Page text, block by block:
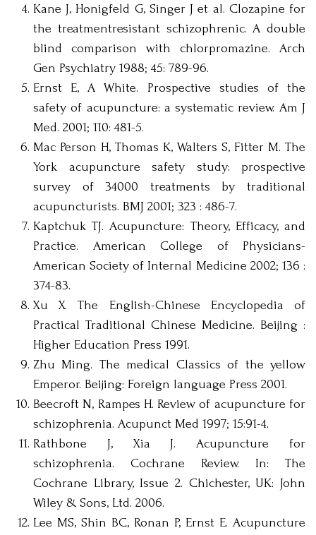
Kane J, Honigfeld G, Singer J et al. Clozapine for
the treatmentresistant schizophrenic. A double
blind comparison with chlorpromazine. Arch
Gen Psychiatry 1988; 45: 789-96.
Ernst E, A White. Prospective studies of the
safety of acupuncture: a systematic review. Am J
Med. 2001; 110: 481-5.
Mac Person H, Thomas K, Walters S, Fitter M. The
York acupuncture safety study: prospective
survey of 34000 treatments by traditional
acupuncturists. BMJ 2001; 323 : 486-7.
Kaptchuk TJ. Acupuncture: Theory, Efficacy, and
Practice. American College of Physicians-
American Society of Internal Medicine 2002; 136 :
374-83.
Xu X. The English-Chinese Encyclopedia of
Practical Traditional Chinese Medicine. Beijing :
Higher Education Press 1991.
Zhu Ming. The medical Classics of the yellow
Emperor. Beijing: Foreign language Press 2001.
Beecroft N, Rampes H. Review of acupuncture for
schizophrenia. Acupunct Med 1997; 15:91-4.
Rathbone J, Xia J. Acupuncture for
schizophrenia. Cochrane Review. In: The
Cochrane Library, Issue 2. Chichester, UK: John
Wiley & Sons, Ltd. 2006.
Lee MS, Shin BC, Ronan P, Ernst E. Acupuncture